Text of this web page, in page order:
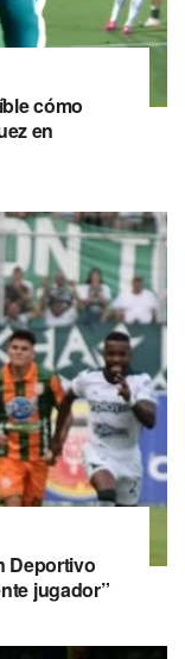
cómo
en
Deportivo
jugador”